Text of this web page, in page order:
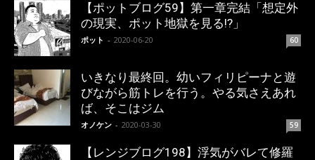
【ポットブログ59】第一章完結「想定外
の現実、ポット地獄を見る!?」
ポット - 2020-06-20 60
いきなり最終回。幼いフィリピーナと遊
びながら筋トレを行う。やる気さえあれ
ば、そこはジム
オノケン - 2020-03-30 59
【レンジブログ198】浮気がバレて修羅